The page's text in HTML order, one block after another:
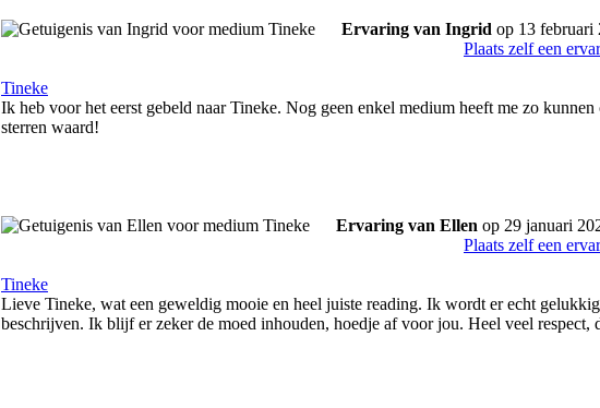
Ervaring van Ingrid op 13 februari
Plaats zelf een
Tineke
Ik heb voor het eerst gebeld naar Tineke. Nog geen enkel medium heeft me zo
sterren waard!
Ervaring van Ellen op 29 januari
Plaats zelf een
Tineke
Lieve Tineke, wat een geweldig mooie en heel juiste reading. Ik wordt er echt
beschrijven. Ik blijf er zeker de moed inhouden, hoedje af voor jou. Heel veel